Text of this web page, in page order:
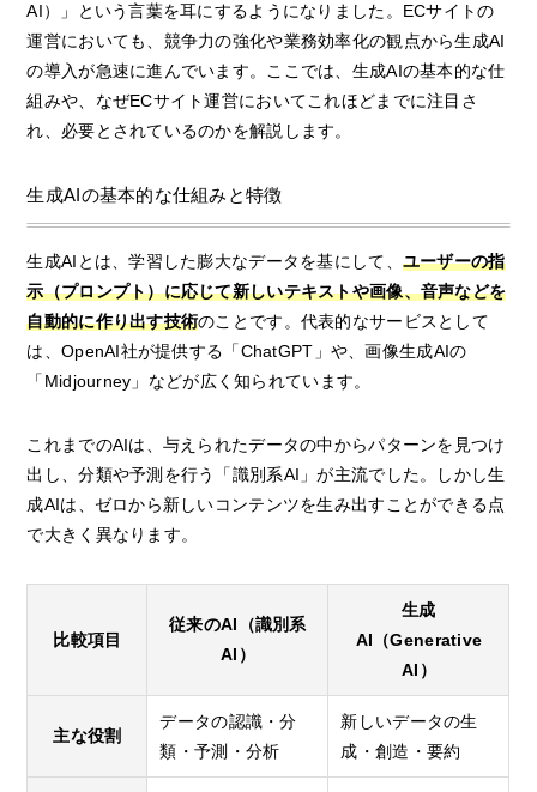
AI）」という言葉を耳にするようになりました。ECサイトの
運営においても、競争力の強化や業務効率化の観点から生成AI
の導入が急速に進んでいます。ここでは、生成AIの基本的な仕
組みや、なぜECサイト運営においてこれほどまでに注目さ
れ、必要とされているのかを解説します。
生成AIの基本的な仕組みと特徴
生成AIとは、学習した膨大なデータを基にして、 ユーザーの指
示（プロンプト）に応じて新しいテキストや画像、音声などを
自動的に作り出す技術のことです。代表的なサービスとして
は、OpenAI社が提供する「ChatGPT」や、画像生成AIの
「Midjourney」などが広く知られています。
これまでのAIは、与えられたデータの中からパターンを見つけ
出し、分類や予測を行う「識別系AI」が主流でした。しかし生
成AIは、ゼロから新しいコンテンツを生み出すことができる点
で大きく異なります。
比較項目
従来のAI（識別系
AI）
生成
AI（Generative
AI）
主な役割
データの認識・分
類・予測・分析
新しいデータの生
成・創造・要約